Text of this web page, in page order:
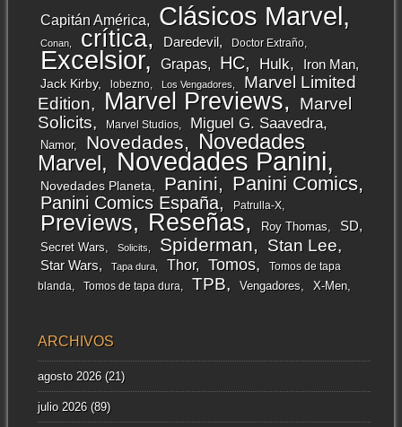
Capitán América Clásicos Marvel
Conan crítica Daredevil Doctor Extraño
Excelsior Grapas HC Hulk Iron Man
Jack Kirby lobezno Los Vengadores
Marvel Limited
Edition
Marvel Previews
Marvel
Solicits
Marvel Studios Miguel G. Saavedra
Namor Novedades
Novedades
Marvel
Novedades Panini
Novedades Planeta Panini Panini Comics
Panini Comics España Patrulla-X
Previews Reseñas Roy Thomas SD
Secret Wars Solicits Spiderman Stan Lee
Star Wars Tapa dura Thor Tomos
Tomos de tapa
blanda
Tomos de tapa dura TPB Vengadores X-Men
ARCHIVOS
agosto 2026(21)
julio 2026(89)